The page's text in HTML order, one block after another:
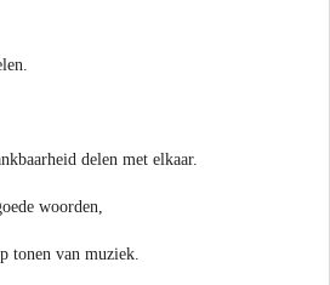
delen met elkaar.
woorden,
tonen van muziek.